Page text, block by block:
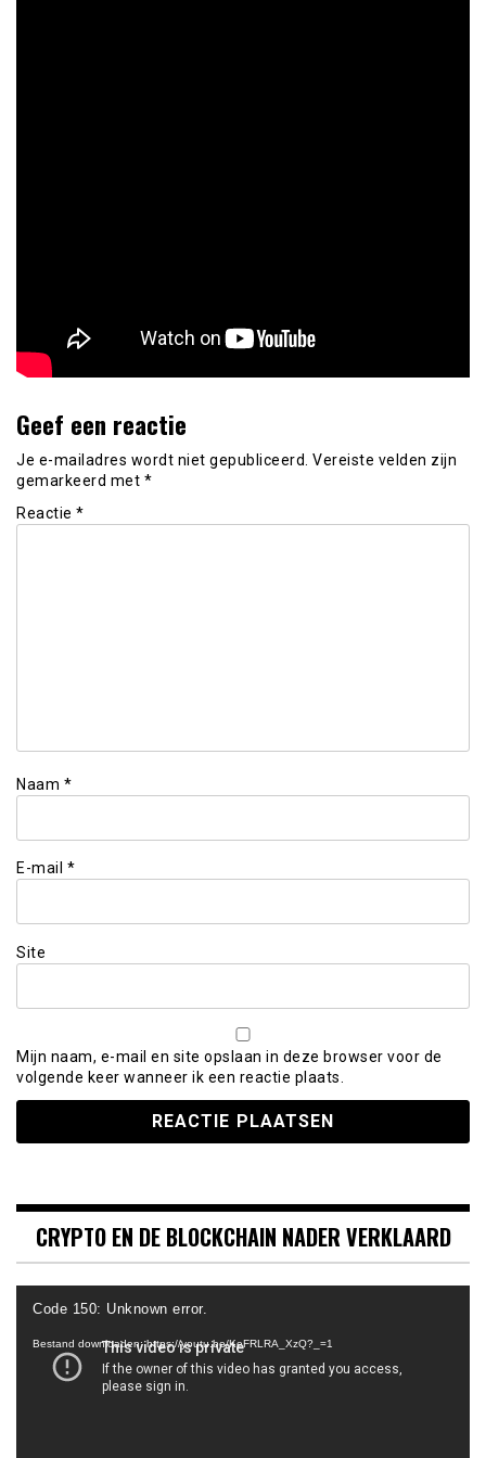
Geef een reactie
Je e-mailadres wordt niet gepubliceerd. Vereiste velden zijn
gemarkeerd met *
Reactie *
Naam *
E-mail *
Site
Mijn naam, e-mail en site opslaan in deze browser voor de
volgende keer wanneer ik een reactie plaats.
CRYPTO EN DE BLOCKCHAIN NADER VERKLAARD
Videospeler
Code 150: Unknown error.
Bestand downloaden: https://youtu.be/KeFRLRA_XzQ?_=1